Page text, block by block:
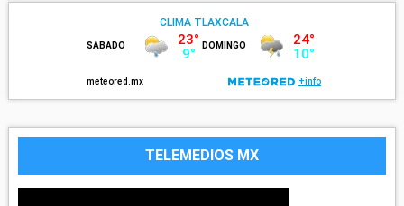
TELEMEDIOS MX